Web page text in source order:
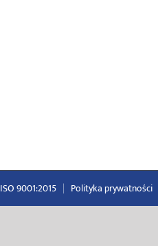
ISO 9001:2015 | Polityka prywatności